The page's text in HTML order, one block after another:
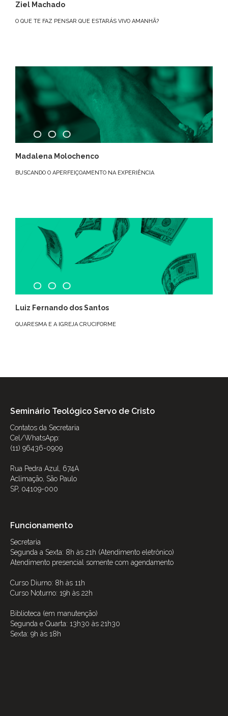
Ziel Machado
O QUE TE FAZ PENSAR QUE ESTARÁS VIVO AMANHÃ?
Madalena Molochenco
BUSCANDO O APERFEIÇOAMENTO NA EXPERIÊNCIA
Luiz Fernando dos Santos
QUARESMA E A IGREJA CRUCIFORME
Seminário Teológico Servo de Cristo
Contatos da Secretaria
Cel/WhatsApp:
(11) 96436-0909
Rua Pedra Azul, 674A
Aclimação, São Paulo
SP, 04109-000
Funcionamento
Secretaria
Segunda a Sexta: 8h às 21h (Atendimento eletrônico)
Atendimento presencial somente com agendamento
Curso Diurno: 8h às 11h
Curso Noturno: 19h às 22h
Biblioteca (em manutenção)
Segunda e Quarta: 13h30 às 21h30
Sexta: 9h às 18h